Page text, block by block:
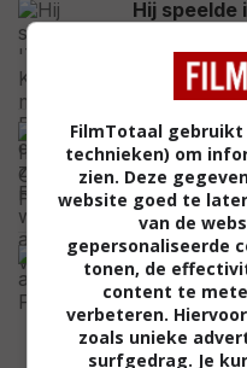
Hij speelde
waren niet
CELEBRITY
Na vijf films
voor
bekijk de
VIDEO
De
budgetten
passé
FEATURED
FilmTotaal
technieken) om
zien. Deze
website goed te
van de
gepersonaliseerde
tonen, de
content te
verbeteren.
zoals unieke
surfgedrag. Je